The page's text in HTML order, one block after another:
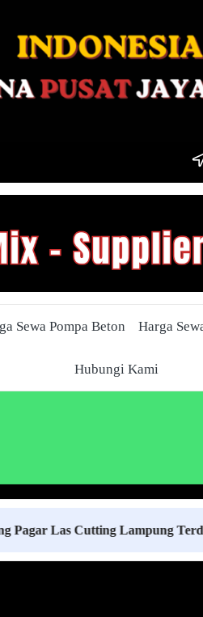
Sewa Pompa Beton Harga
Hubungi Kami
Cutting Lampung Terdekat